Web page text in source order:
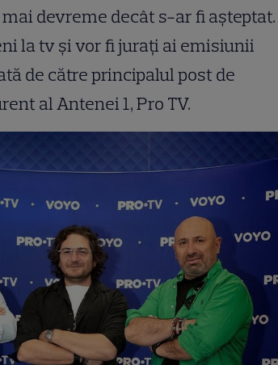
devreme decât s-ar fi așteptat.
la tv și vor fi jurați ai emisiunii
de către principalul post de
al Antenei 1, Pro TV.